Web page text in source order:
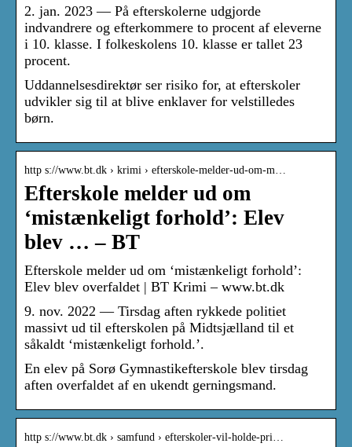
2. jan. 2023 — På efterskolerne udgjorde
indvandrere og efterkommere to procent af eleverne
i 10. klasse. I folkeskolens 10. klasse er tallet 23
procent.
Uddannelsesdirektør ser risiko for, at efterskoler
udvikler sig til at blive enklaver for velstilledes
børn.
http s://www.bt.dk › krimi › efterskole-melder-ud-om-m…
Efterskole melder ud om
‘mistænkeligt forhold’: Elev
blev … – BT
Efterskole melder ud om ‘mistænkeligt forhold’:
Elev blev overfaldet | BT Krimi – www.bt.dk
9. nov. 2022 — Tirsdag aften rykkede politiet
massivt ud til efterskolen på Midtsjælland til et
såkaldt ‘mistænkeligt forhold.’.
En elev på Sorø Gymnastikefterskole blev tirsdag
aften overfaldet af en ukendt gerningsmand.
http s://www.bt.dk › samfund › efterskoler-vil-holde-pri…